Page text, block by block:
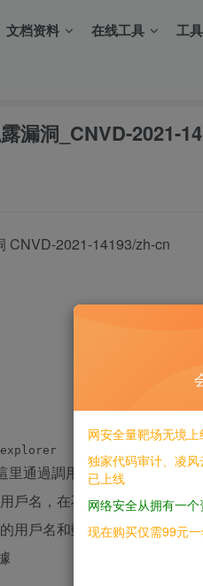
文档资料 在线工具 工
漏洞_CNVD-2021-
CNVD-2021-14193/zh-cn
通過調用 Graphql 用戶名查
戶名，在不知道的情況下無
用戶名和郵箱
网安全量靶场无境
独家代码审计、凌
已上线
网络安全从拥有一个
现在购买仅需99元